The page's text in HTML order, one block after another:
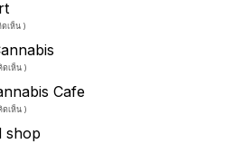
เห็น )
ดเห็น )
Cafe
ดเห็น )
shop